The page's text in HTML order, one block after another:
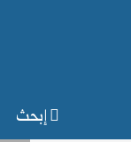
إبحث